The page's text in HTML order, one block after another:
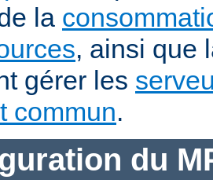
la
, ainsi que
gérer les
commun.
du